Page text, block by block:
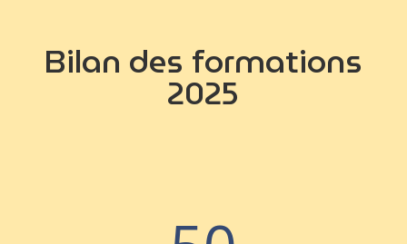
Bilan des formations
2025